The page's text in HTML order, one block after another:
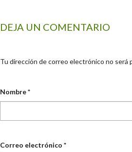
DEJA UN COMENTARIO
Tu dirección de correo electrónico no será
Nombre*
Correo electrónico *